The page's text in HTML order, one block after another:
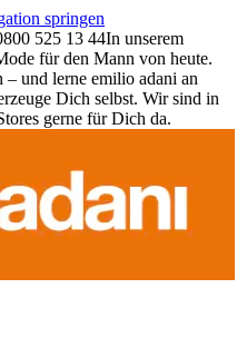
springen
525 13 44In unserem
für den Mann von heute.
und lerne emilio adani an
Dich selbst. Wir sind in
gerne für Dich da.